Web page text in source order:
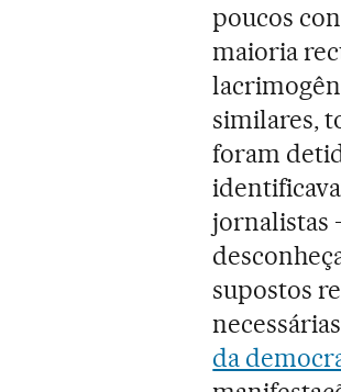
poucos
maioria
similares,
foram
jornalistas
supostos
da